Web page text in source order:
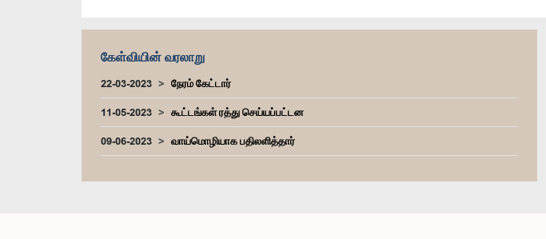
கேள்வியின் வரலாறு
22-03-2023
நேரம் கேட்டார்
11-05-2023
கூட்டங்கள் ரத்து செய்யப்பட்டன
09-06-2023
வாய்மொழியாக பதிலளித்தார்